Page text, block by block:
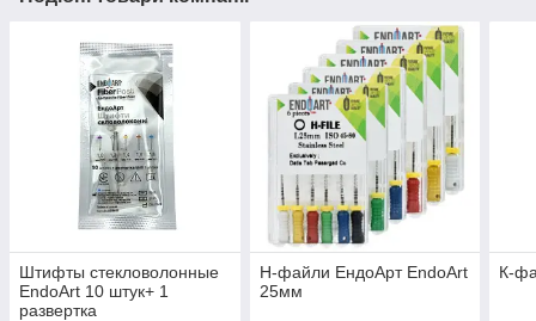
Штифты стекловолонные
EndoArt 10 штук+ 1
развертка
Н-файли ЕндоАрт EndoArt
25мм
К-